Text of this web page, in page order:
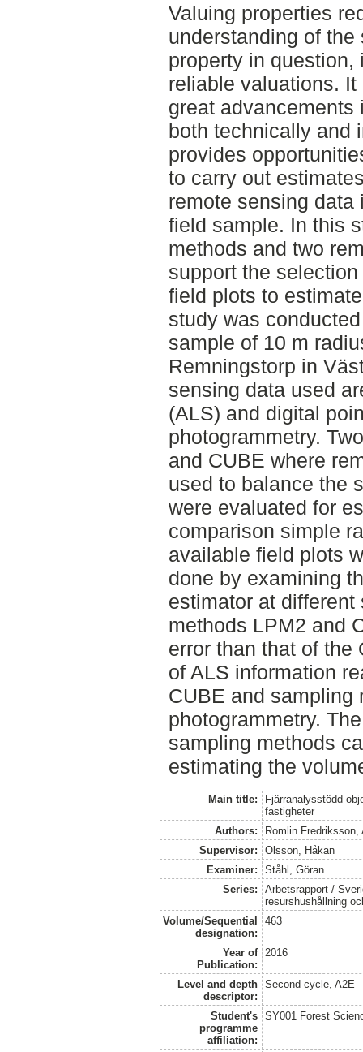
Valuing properties
understanding of
property in question,
reliable valuations.
great advancements
both technically and
provides
to carry out
remote sensing
field sample. In this
methods and two
support the
field plots to
study was
sample of 10 m
Remningstorp in
sensing data used
(ALS) and digital
photogrammetry.
and CUBE where
used to balance the
were evaluated for
comparison simple
available field plots
done by examining
estimator at
methods LPM2 and
error than that of the
of ALS information
CUBE and sampling
photogrammetry.
sampling methods
estimating the
Main title:
Fjärranalysstödd
fastigheter
Authors:
Romlin Fredriksson,
Supervisor:
Olsson, Håkan
Examiner:
Ståhl, Göran
Series:
Arbetsrapport /
resurshushållning
Volume/Sequential
designation:
463
Year of
Publication:
2016
Level and depth
descriptor:
Second cycle, A2E
Student's
programme
affiliation:
SY001 Forest